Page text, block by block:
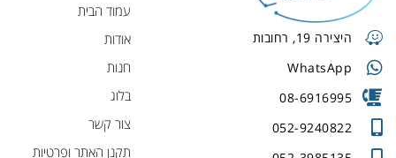
היצירה 19, רחובות
WhatsApp
08-6916995
052-9240822
עמוד הבית
אודות
חנות
בלוג
צור קשר
תקנן האתר ופרטיות